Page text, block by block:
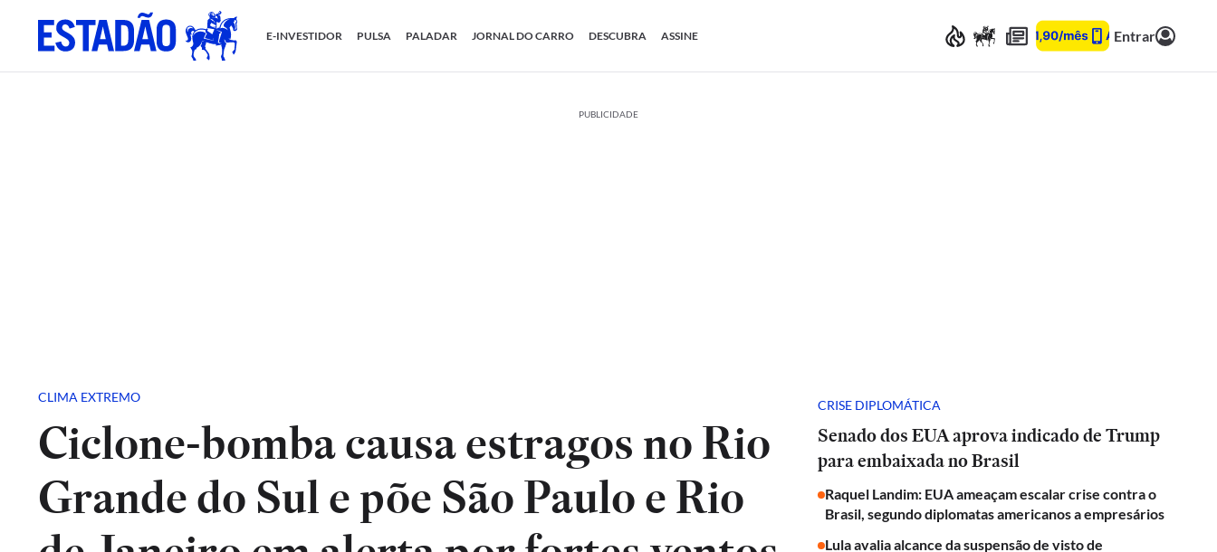
E-INVESTIDOR PULSA PALADAR JORNAL DO CARRO DESCUBRA ASSINE Entrar
PUBLICIDADE
CLIMA EXTREMO
Ciclone-bomba causa estragos no Rio
Grande do Sul e põe São Paulo e Rio
CRISE DIPLOMÁTICA
Senado dos EUA aprova indicado de Trump
para embaixada no Brasil
Raquel Landim: EUA ameaçam escalar crise contra o
Brasil, segundo diplomatas americanos a empresários
Lula avalia alcance da suspensão de visto de